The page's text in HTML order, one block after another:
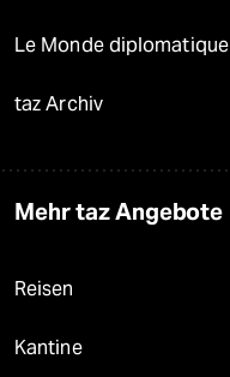
Le Monde diplomatique
taz Archiv
Mehr taz Angebote
Reisen
Kantine